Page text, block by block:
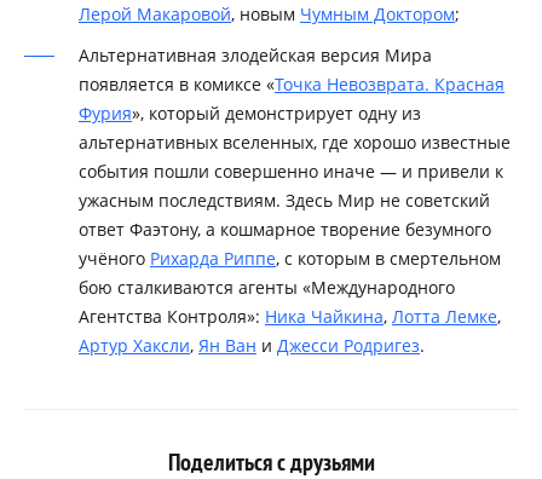
Лерой Макаровой, новым Чумным Доктором;
Альтернативная злодейская версия Мира
появляется в комиксе «Точка Невозврата. Красная
Фурия», который демонстрирует одну из
альтернативных вселенных, где хорошо известные
события пошли совершенно иначе — и привели к
ужасным последствиям. Здесь Мир не советский
ответ Фаэтону, а кошмарное творение безумного
учёного Рихарда Риппе, с которым в смертельном
бою сталкиваются агенты «Международного
Агентства Контроля»: Ника Чайкина, Лотта Лемке,
Артур Хаксли, Ян Ван и Джесси Родригез.
Поделиться с друзьями